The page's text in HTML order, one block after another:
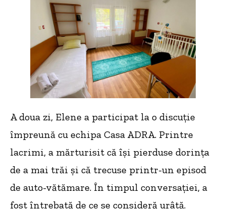
A doua zi, Elene a participat la o discuție
împreună cu echipa Casa ADRA. Printre
lacrimi, a mărturisit că își pierduse dorința
de a mai trăi și că trecuse printr-un episod
de auto-vătămare. În timpul conversației, a
fost întrebată de ce se consideră urâtă.